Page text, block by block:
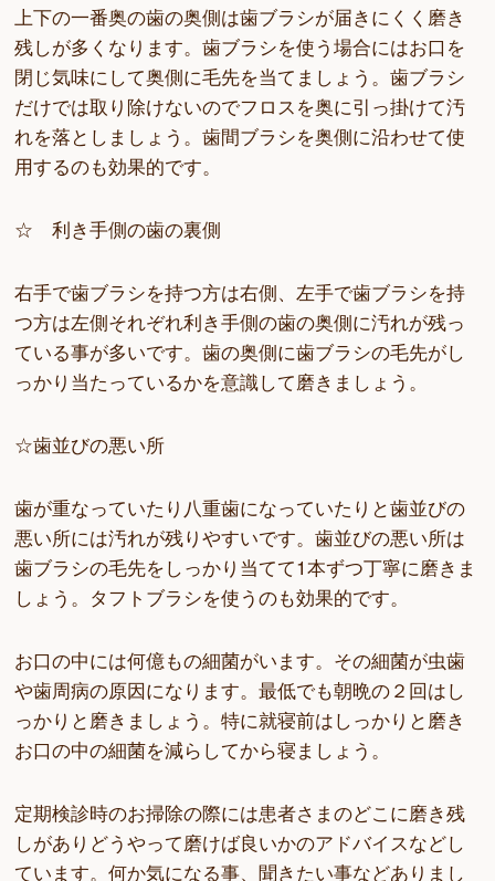
上下の一番奥の歯の奥側は歯ブラシが届きにくく磨き
残しが多くなります。歯ブラシを使う場合にはお口を
閉じ気味にして奥側に毛先を当てましょう。歯ブラシ
だけでは取り除けないのでフロスを奥に引っ掛けて汚
れを落としましょう。歯間ブラシを奥側に沿わせて使
用するのも効果的です。
☆ 利き手側の歯の裏側
右手で歯ブラシを持つ方は右側、左手で歯ブラシを持
つ方は左側それぞれ利き手側の歯の奥側に汚れが残っ
ている事が多いです。歯の奥側に歯ブラシの毛先がし
っかり当たっているかを意識して磨きましょう。
☆歯並びの悪い所
歯が重なっていたり八重歯になっていたりと歯並びの
悪い所には汚れが残りやすいです。歯並びの悪い所は
歯ブラシの毛先をしっかり当てて1本ずつ丁寧に磨きま
しょう。タフトブラシを使うのも効果的です。
お口の中には何億もの細菌がいます。その細菌が虫歯
や歯周病の原因になります。最低でも朝晩の２回はし
っかりと磨きましょう。特に就寝前はしっかりと磨き
お口の中の細菌を減らしてから寝ましょう。
定期検診時のお掃除の際には患者さまのどこに磨き残
しがありどうやって磨けば良いかのアドバイスなどし
ています。何か気になる事、聞きたい事などありまし